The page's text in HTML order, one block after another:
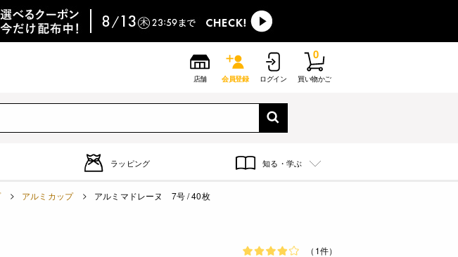
店舗 会員登録 ログイン 買い物かご
0
ラッピング 知る・学ぶ
アルミカップ アルミマドレーヌ 7号 / 40枚
（1件）